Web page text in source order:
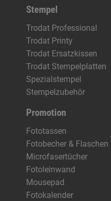
Stempel
Trodat Professional
Trodat Printy
Trodat Ersatzkissen
Trodat Stempelplatten
Spezialstempel
Stempelzubehör
Promotion
Fototassen
Fotobecher & Flaschen
Microfasertücher
Fotoleinwand
Mousepad
Fotokalender